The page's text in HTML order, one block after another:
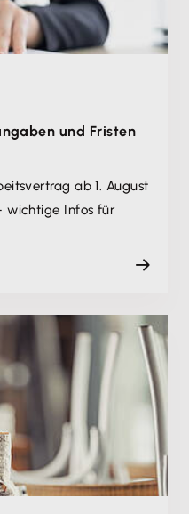
und Fristen
ab 1. August
wichtige Infos für